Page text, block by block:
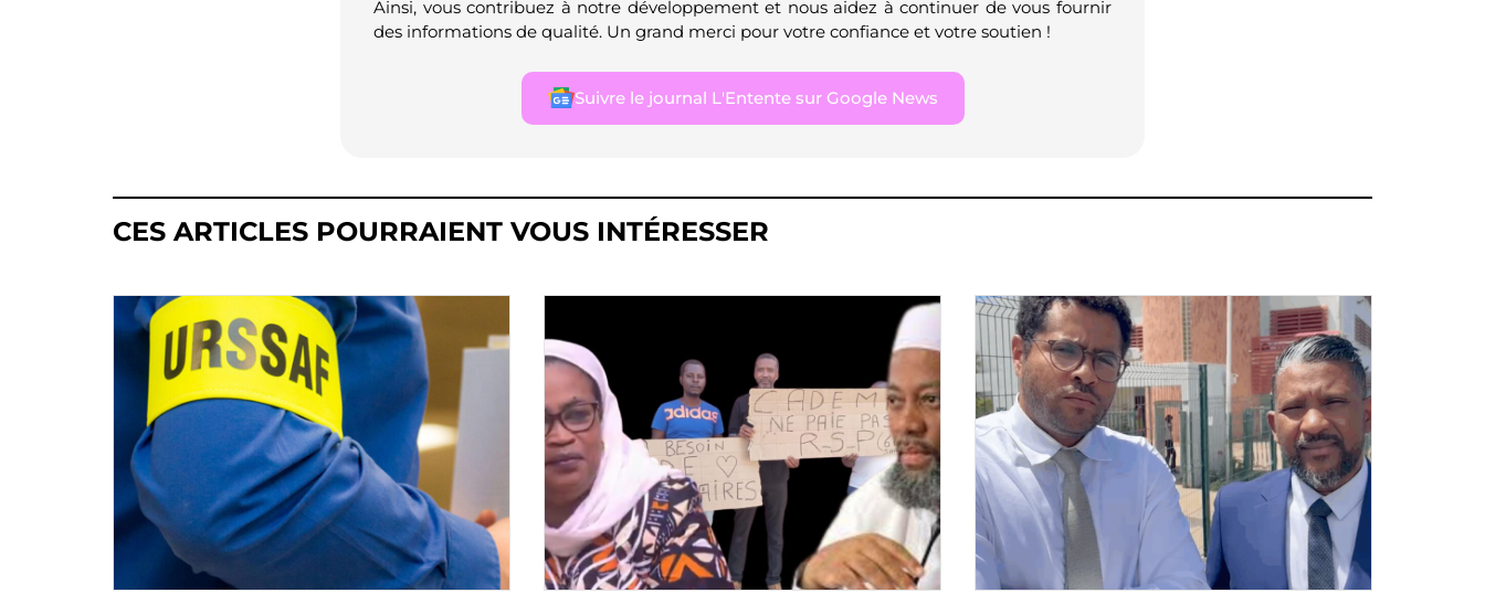
Ainsi, vous contribuez à notre développement et nous aidez à continuer de vous fournir
des informations de qualité. Un grand merci pour votre confiance et votre soutien !
Suivre le journal L'Entente sur Google News
CES ARTICLES POURRAIENT VOUS INTÉRESSER